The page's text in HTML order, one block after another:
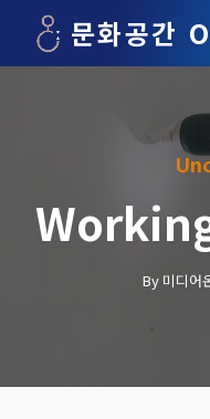
content
문화공간
By 미디어